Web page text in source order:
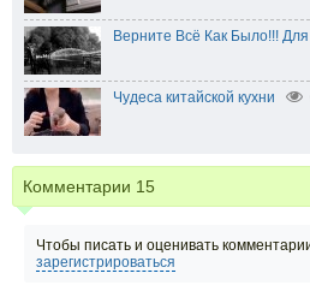
Верните Всё Как Было!!!
Чудеса китайской кухни
Комментарии 15
Чтобы писать и оценивать
зарегистрироваться